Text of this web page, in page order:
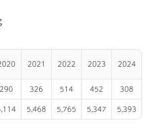
2021 2022 2023 2024
290 326 514 452
308
5,468 5,765 5,347 5,393